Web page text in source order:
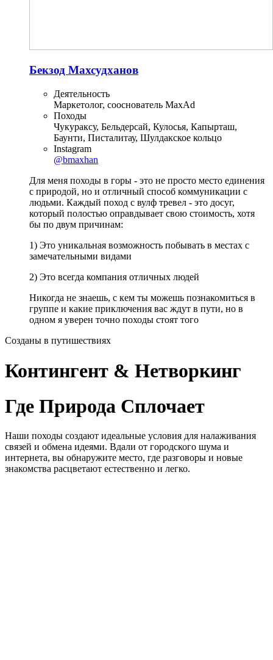
Бекзод Махсудханов
Деятельность
Маркетолог, сооснователь MaxAd
Походы
Чукураксу, Бельдерсай, Кулосья, Капырташ,
Баунти, Писталитау, Шулдакское кольцо
Instagram
@bmaxhan
Для меня походы в горы - это не просто место единения
с природой, но и отличный способ коммуникации с
людьми. Каждый поход с вулф тревел - это досуг,
который полостью оправдывает свою стоимость, хотя
бы по двум причинам:
1) Это уникальная возможность побывать в местах с
замечательными видами
2) Это всегда компания отличных людей
Никогда не знаешь, с кем ты можешь познакомиться в
группе и какие приключения вас ждут в пути, но в
одном я уверен точно походы стоят того
Созданы в путишествиях
Контингент & Нетворкинг
Где Природа Сплочает
Наши походы создают идеальные условия для налаживания
связей и обмена идеями. Вдали от городского шума и
интернета, вы обнаружите место, где разговоры и новые
знакомства расцветают естественно и легко.